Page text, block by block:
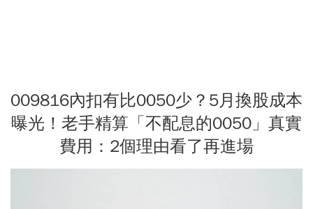
009816內扣有比0050少？5月換股成本
曝光！老手精算「不配息的0050」真實
費用：2個理由看了再進場